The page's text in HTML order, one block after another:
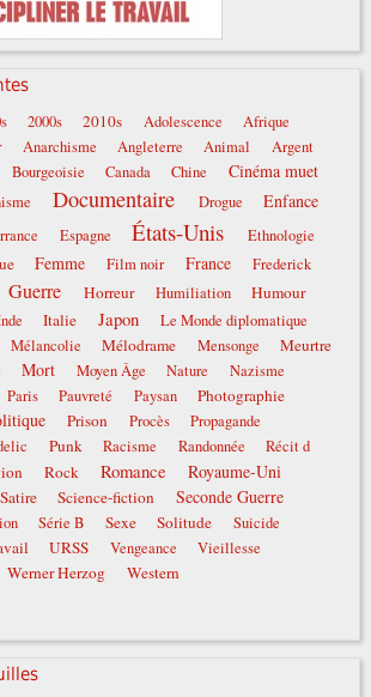
2000s 2010s Adolescence Afrique
Anarchisme Angleterre Animal
Argent
Bourgeoisie Canada Chine Cinéma muet
Documentaire Drogue Enfance
Espagne États-Unis Ethnologie
Femme Film noir France
Frederick
Guerre Horreur Humiliation Humour
Italie Japon
Le Monde diplomatique
Mélancolie Mélodrame Mensonge
Meurtre
Mort Moyen Âge Nature
Nazisme
Paris Pauvreté Paysan
Photographie
Prison Procès
Propagande
Punk Racisme Randonnée
Récit d
Rock Romance Royaume-Uni
Satire Science-fiction
Seconde Guerre
Série B Sexe Solitude
Suicide
URSS Vengeance Vieillesse
Werner Herzog Western